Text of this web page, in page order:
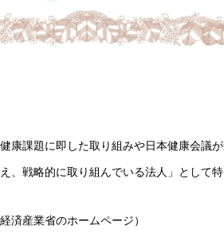
康課題に即した取り組みや日本健康会議
、戦略的に取り組んでいる法人」として
経済産業省のホームページ）